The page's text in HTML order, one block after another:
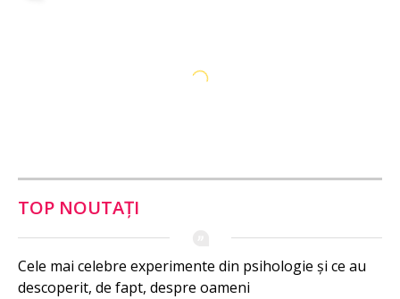
TOP NOUTAȚI
Cele mai celebre experimente din psihologie și ce au
descoperit, de fapt, despre oameni